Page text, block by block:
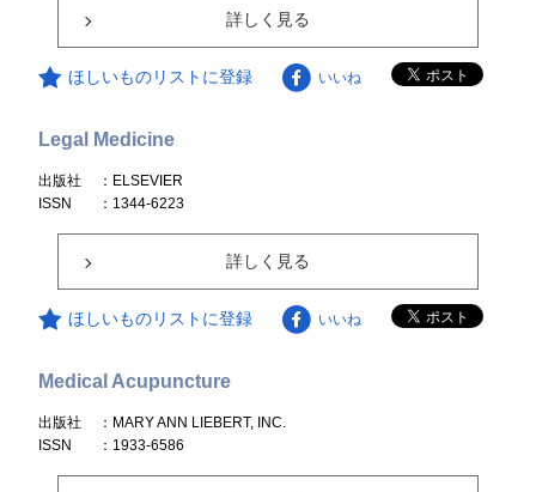
詳しく見る
ほしいものリストに登録 いいね
Legal Medicine
出版社
：ELSEVIER
ISSN
：1344-6223
詳しく見る
ほしいものリストに登録 いいね
Medical Acupuncture
出版社
：MARY ANN LIEBERT, INC.
ISSN
：1933-6586